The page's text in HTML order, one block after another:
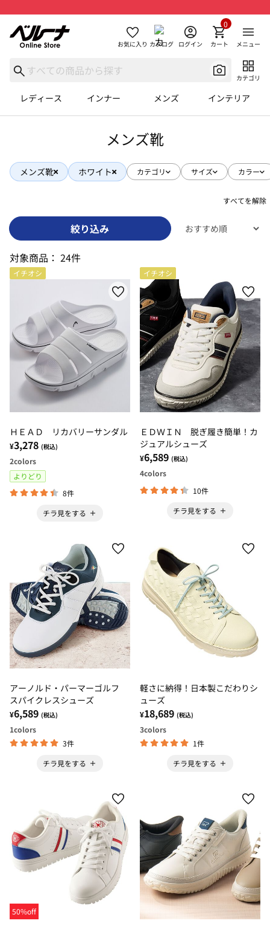
お気に入り カタログ ログイン カート
0
メニュー
カテゴリ
レディース インナー メンズ インテリア
メンズ靴
メンズ靴 ホワイト カテゴリ サイズ カラー
すべてを解除
絞り込み
対象商品： 24件
イチオシ
ＨＥＡＤ リカバリーサンダル
¥3,278 (税込)
2colors
よりどり
8件
チラ見をする
イチオシ
ＥＤＷＩＮ 脱ぎ履き簡単！カ
ジュアルシューズ
¥6,589 (税込)
4colors
10件
チラ見をする
アーノルド・パーマーゴルフ
スパイクレスシューズ
¥6,589 (税込)
1colors
3件
チラ見をする
軽さに納得！日本製こだわりシ
ューズ
¥18,689 (税込)
3colors
1件
チラ見をする
50%off